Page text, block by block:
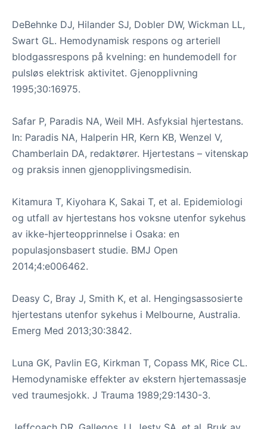
DeBehnke DJ, Hilander SJ, Dobler DW, Wickman LL,
Swart GL. Hemodynamisk respons og arteriell
blodgassrespons på kvelning: en hundemodell for
pulsløs elektrisk aktivitet. Gjenopplivning
1995;30:16975.
Safar P, Paradis NA, Weil MH. Asfyksial hjertestans.
In: Paradis NA, Halperin HR, Kern KB, Wenzel V,
Chamberlain DA, redaktører. Hjertestans – vitenskap
og praksis innen gjenopplivingsmedisin.
Kitamura T, Kiyohara K, Sakai T, et al. Epidemiologi
og utfall av hjertestans hos voksne utenfor sykehus
av ikke-hjerteopprinnelse i Osaka: en
populasjonsbasert studie. BMJ Open
2014;4:e006462.
Deasy C, Bray J, Smith K, et al. Hengingsassosierte
hjertestans utenfor sykehus i Melbourne, Australia.
Emerg Med 2013;30:3842.
Luna GK, Pavlin EG, Kirkman T, Copass MK, Rice CL.
Hemodynamiske effekter av ekstern hjertemassasje
ved traumesjokk. J Trauma 1989;29:1430-3.